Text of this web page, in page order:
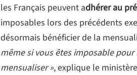
les Français peuvent adhérer au
imposables lors des précédents
désormais bénéficier de la
même si vous êtes imposable
mensualiser », explique le